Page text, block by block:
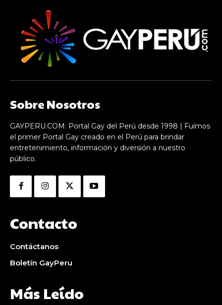
Sobre Nosotros
GAYPERU.COM: Portal Gay del Perú desde 1998 | Fuímos
el primer Portal Gay creado en el Perú para brindar
entretenimiento, información y diversión a nuestro
público.
Contacto
Contáctanos
Boletín GayPeru
Más Leído